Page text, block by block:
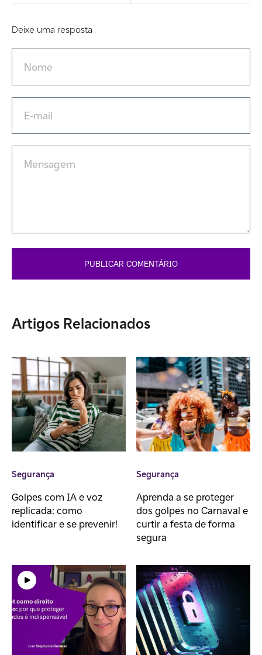
Deixe uma resposta
Artigos Relacionados
Segurança
Golpes com IA e voz
replicada: como
identificar e se prevenir!
Segurança
Aprenda a se proteger
dos golpes no Carnaval e
curtir a festa de forma
segura